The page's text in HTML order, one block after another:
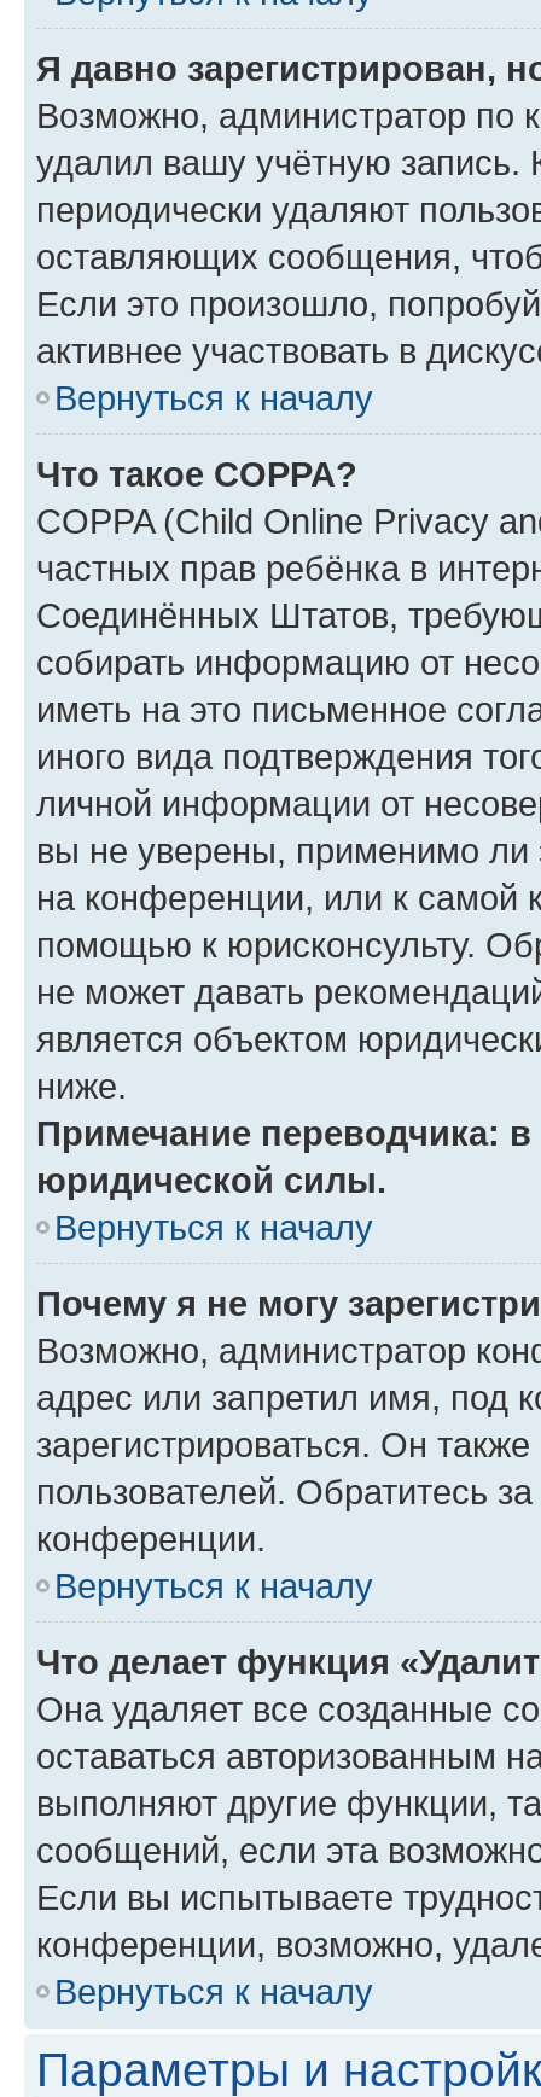
Я давно зарегистрирован,
Возможно, администратор по
удалил вашу учётную запись.
периодически удаляют
оставляющих сообщения,
Если это произошло,
активнее участвовать в
Вернуться к началу
Что такое COPPA?
COPPA (Child Online Privacy
частных прав ребёнка в
Соединённых Штатов,
собирать информацию от
иметь на это письменное
иного вида подтверждения
личной информации от
вы не уверены, применимо ли
на конференции, или к самой
помощью к юрисконсульту.
не может давать
является объектом
ниже.
Примечание переводчика:
юридической силы.
Вернуться к началу
Почему я не могу
Возможно, администратор
адрес или запретил имя, под
зарегистрироваться. Он
пользователей. Обратитесь
конференции.
Вернуться к началу
Что делает функция
Она удаляет все созданные
оставаться авторизованным
выполняют другие функции,
сообщений, если эта
Если вы испытываете
конференции, возможно,
Вернуться к началу
Параметры и